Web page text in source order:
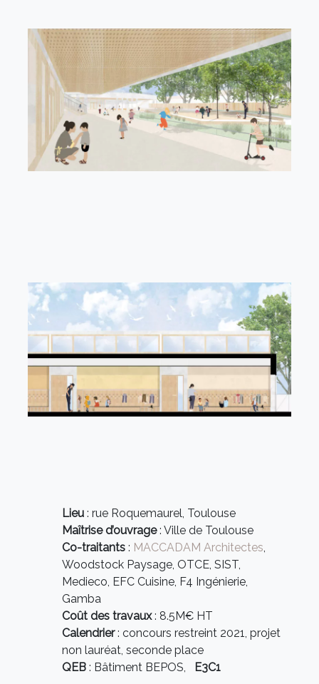
Lieu : rue Roquemaurel, Toulouse
Maîtrise d’ouvrage: Ville de Toulouse
Co-traitants : MACCADAM Architectes
Woodstock Paysage, OTCE, SIST,
Medieco, EFC Cuisine, F4 Ingénierie,
Gamba
Coût des travaux: 8.5M€ HT
Calendrier: concours restreint 2021, projet
non lauréat, seconde place
QEB : Bâtiment BEPOS, E3C1